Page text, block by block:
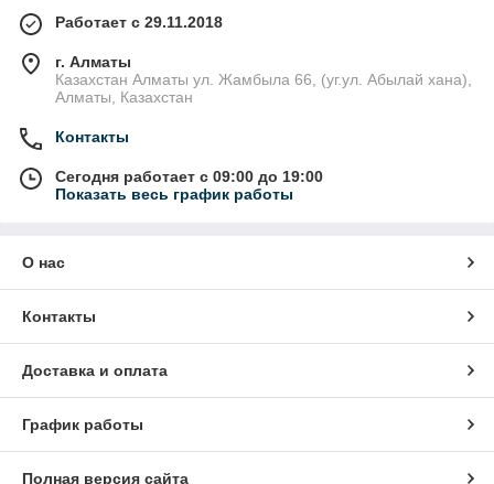
Работает с 29.11.2018
г. Алматы
Казахстан Алматы ул. Жамбыла 66, (уг.ул. Абылай хана),
Алматы, Казахстан
Контакты
Сегодня работает с 09:00 до 19:00
Показать весь график работы
О нас
Контакты
Доставка и оплата
График работы
Полная версия сайта